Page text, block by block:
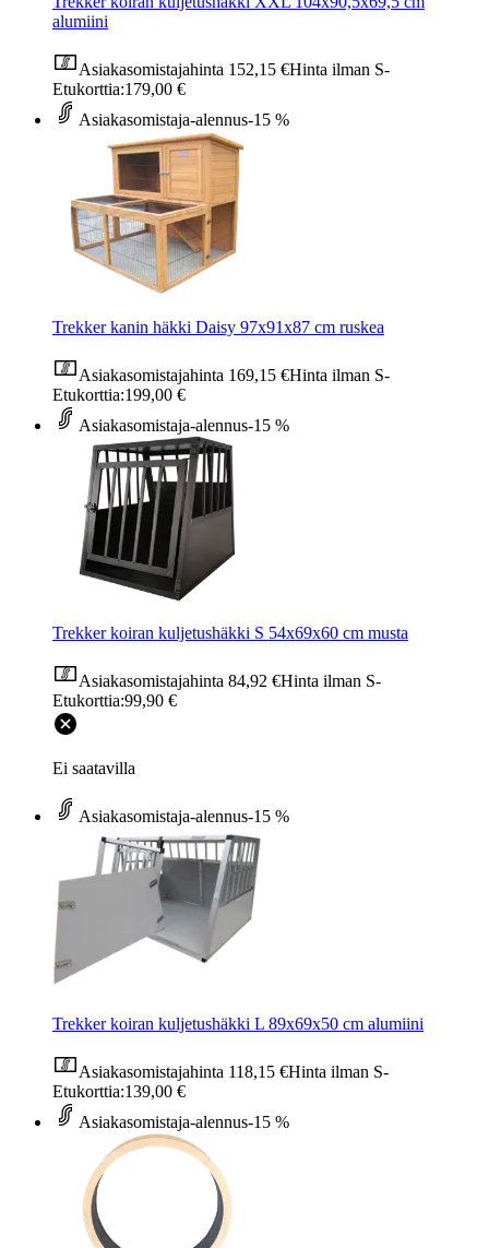
alumiini
Asiakasomistajahinta 152,15 €Hinta ilman S-
Etukorttia:179,00 €
Asiakasomistaja-alennus-15 %
Trekker kanin häkki Daisy 97x91x87 cm ruskea
Asiakasomistajahinta 169,15 €Hinta ilman S-
Etukorttia:199,00 €
Asiakasomistaja-alennus-15 %
Trekker koiran kuljetushäkki S 54x69x60 cm musta
Asiakasomistajahinta 84,92 €Hinta ilman S-
Etukorttia:99,90 €
Ei saatavilla
Asiakasomistaja-alennus-15 %
Trekker koiran kuljetushäkki L 89x69x50 cm alumiini
Asiakasomistajahinta 118,15 €Hinta ilman S-
Etukorttia:139,00 €
Asiakasomistaja-alennus-15 %